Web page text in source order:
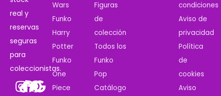
real y
reservas
seguras
para
coleccionistas.
Wars
Funko
Harry
Potter
Funko
One
Piece
Figuras
de
colección
Todos los
Funko
Pop
Catálogo
condiciones
Aviso de
privacidad
Política
de
cookies
Aviso